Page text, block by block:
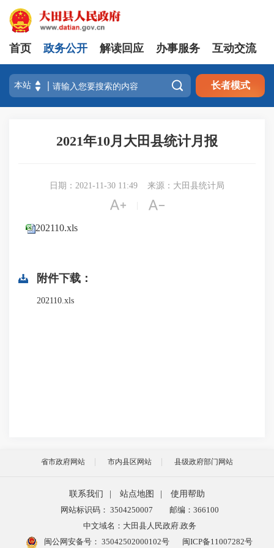
首页 政务公开 解读回应 办事服务 互动交流
 长者模式
2021年10月大田县统计月报
日期：2021-11-30 11:49 来源：大田县统计局
 
202110.xls
附件下载：
202110.xls
省市政府网站 市内县区网站 县级政府部门网站
联系我们 站点地图
使用帮助
网站标识码： 3504250007
邮编：366100
中文域名：大田县人民政府.政务
闽公网安备号： 35042502000102号 闽ICP备11007282号